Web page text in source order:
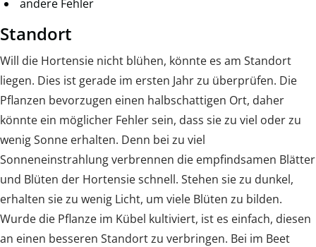
andere Fehler
Standort
Will die Hortensie nicht blühen, könnte es am Standort
liegen. Dies ist gerade im ersten Jahr zu überprüfen. Die
Pflanzen bevorzugen einen halbschattigen Ort, daher
könnte ein möglicher Fehler sein, dass sie zu viel oder zu
wenig Sonne erhalten. Denn bei zu viel
Sonneneinstrahlung verbrennen die empfindsamen Blätter
und Blüten der Hortensie schnell. Stehen sie zu dunkel,
erhalten sie zu wenig Licht, um viele Blüten zu bilden.
Wurde die Pflanze im Kübel kultiviert, ist es einfach, diesen
an einen besseren Standort zu verbringen. Bei im Beet